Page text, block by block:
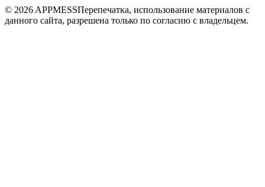
© 2026 APPMESSПерепечатка, использование материалов с
данного сайта, разрешена только по согласию с владельцем.